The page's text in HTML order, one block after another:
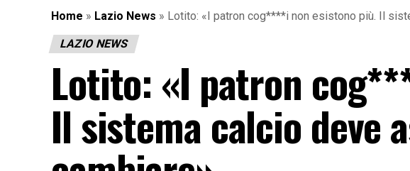
Home » Lazio News » Lotito: «I patron cog****i non esistono più. Il
LAZIO NEWS
Lotito: «I patron
Il sistema calcio deve